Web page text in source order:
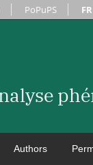
PoPuPS FR
Authors